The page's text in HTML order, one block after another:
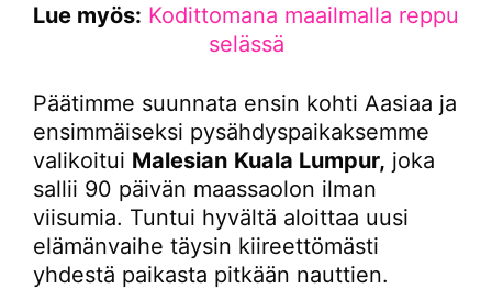
Lue myös: Kodittomana maailmalla reppu
selässä
Päätimme suunnata ensin kohti Aasiaa ja
ensimmäiseksi pysähdyspaikaksemme
valikoitui Malesian Kuala Lumpur, joka
sallii 90 päivän maassaolon ilman
viisumia. Tuntui hyvältä aloittaa uusi
elämänvaihe täysin kiireettömästi
yhdestä paikasta pitkään nauttien.